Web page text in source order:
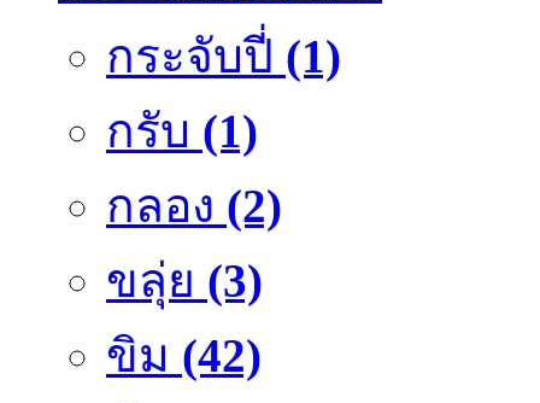
กระจับปี่ (1)
กรับ (1)
กลอง (2)
ขลุ่ย (3)
ขิม (42)